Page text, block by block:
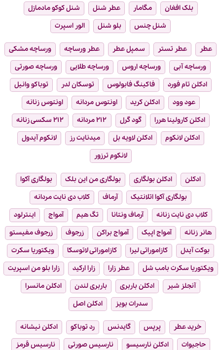
بلک افغان
مگامار عطر شنل
شنل کوکو مادمازل
شنل چنس
بلو شنل الور اسپرت
عطر عطر تستر سمپل عطر عطر ورساچه
ورساچه مشکی
ورساچه آبی
ورساچه اروس ورساچه طلایی
ورساچه صورتی
ادکلن تام فورد
فاکینگ فابولوس توسکان لدر
توباکو وانیل
عود وود
ادکلن کرید اونتوس مردانه
اونتوس زنانه
ادکلن کارولینا هررا
گود گرل ۲۱۲ مردانه
۲۱۲ سکسی زنانه
ادکلن لانکوم
ادکلن لاویه بل میدنایت رز
لانکوم آیدول
لانکوم ترزور
ادکلن ادکلن بولگاری بولگاری من این بلک
بولگاری آکوا
بولگاری آکوا اتلانتیک
آرماف
کلاب دی نایت مردانه
کلاب دی نایت زنانه
آرماف ونتانا تگ هیم آمواج
اینترلود
هانر زنانه
آمواج اپیک آمواج براکن زرجوف
زرجوف مفیستو
بوکت آیدل
کازاموراتی لیرا کازاموراتی لاتوسکا
ویکتوریا سکرت
ویکتوریا سکرت بامب شل
عطر زارا زارا ارکید
زارا بلو من اسپریت
آنجلز شیر
ادکلن باربری باربری لندن
ادکلن مانسرا
سدرات بویز
ادکلن اصل
خرید عطر پرپس گایدنس رد توباکو
ادکلن نیشانه
حاجیوات
ادکلن نارسیسو نارسیس صورتی
نارسیس قرمز